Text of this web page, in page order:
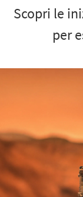
Scopri le
per